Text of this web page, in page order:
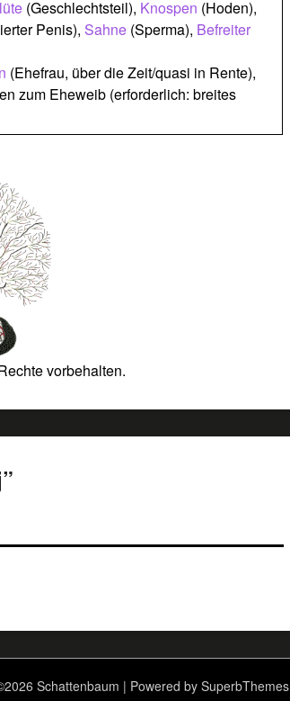
(Geschlechtsteil), Knospen (Hoden),
Penis), Sahne (Sperma), Befreiter
(Ehefrau, über die Zeit/quasi in Rente),
zum Eheweib (erforderlich: breites
vorbehalten.
”
Schattenbaum | Powered by SuperbThemes